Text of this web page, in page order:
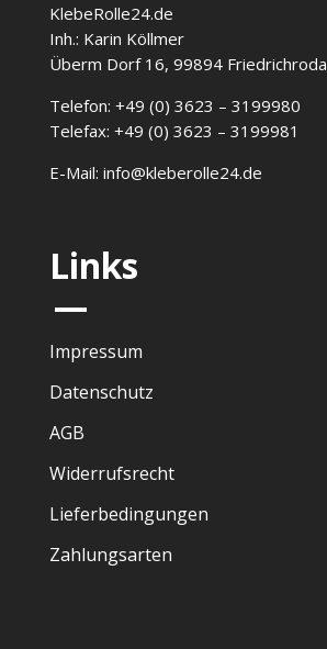
KlebeRolle24.de
Inh.: Karin Köllmer
Überm Dorf 16, 99894 Friedrichroda
Telefon: +49 (0) 3623 – 3199980
Telefax: +49 (0) 3623 – 3199981
E-Mail: info@kleberolle24.de
Links
—
Impressum
Datenschutz
AGB
Widerrufsrecht
Lieferbedingungen
Zahlungsarten